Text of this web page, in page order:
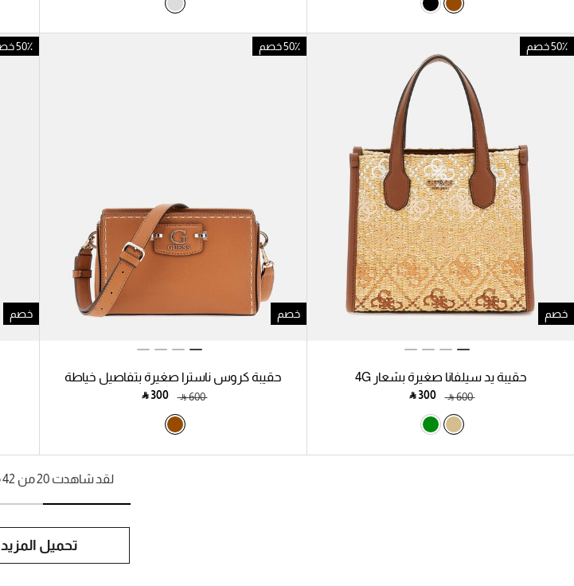
50٪ خصم
خصم
حقيبة يد سيلفانا صغيرة بشعار 4G
‎ ⃁ ⁦600⁩ ‎
‎ ⃁ ⁦300⁩ ‎
50٪ خصم
خصم
حقيبة كروس ناسترا صغيرة بتفاصيل خياطة
‎ ⃁ ⁦600⁩ ‎
‎ ⃁ ⁦300⁩ ‎
50٪ خصم
خصم
لقد شاهدت 20 من 42 منتجات
تحميل المزيد